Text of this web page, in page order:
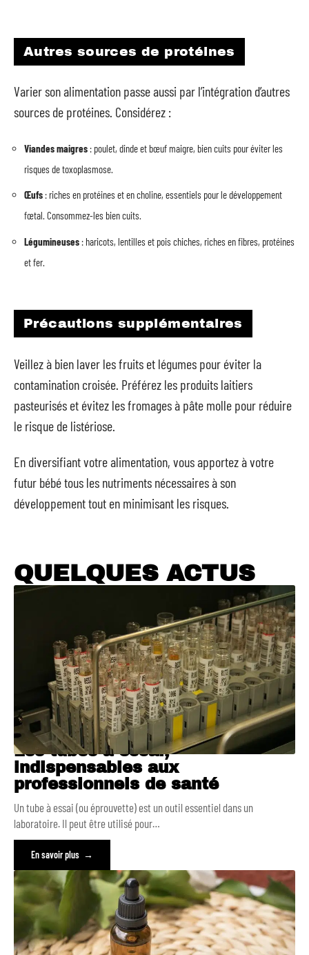
Autres sources de protéines
Varier son alimentation passe aussi par l’intégration d’autres
sources de protéines. Considérez :
Viandes maigres : poulet, dinde et bœuf maigre, bien cuits pour éviter les
risques de toxoplasmose.
Œufs : riches en protéines et en choline, essentiels pour le développement
fœtal. Consommez-les bien cuits.
Légumineuses : haricots, lentilles et pois chiches, riches en fibres, protéines
et fer.
Précautions supplémentaires
Veillez à bien laver les fruits et légumes pour éviter la
contamination croisée. Préférez les produits laitiers
pasteurisés et évitez les fromages à pâte molle pour réduire
le risque de listériose.
En diversifiant votre alimentation, vous apportez à votre
futur bébé tous les nutriments nécessaires à son
développement tout en minimisant les risques.
QUELQUES ACTUS
Les tubes à essai,
indispensables aux
professionnels de santé
Un tube à essai (ou éprouvette) est un outil essentiel dans un
laboratoire. Il peut être utilisé pour…
En savoir plus